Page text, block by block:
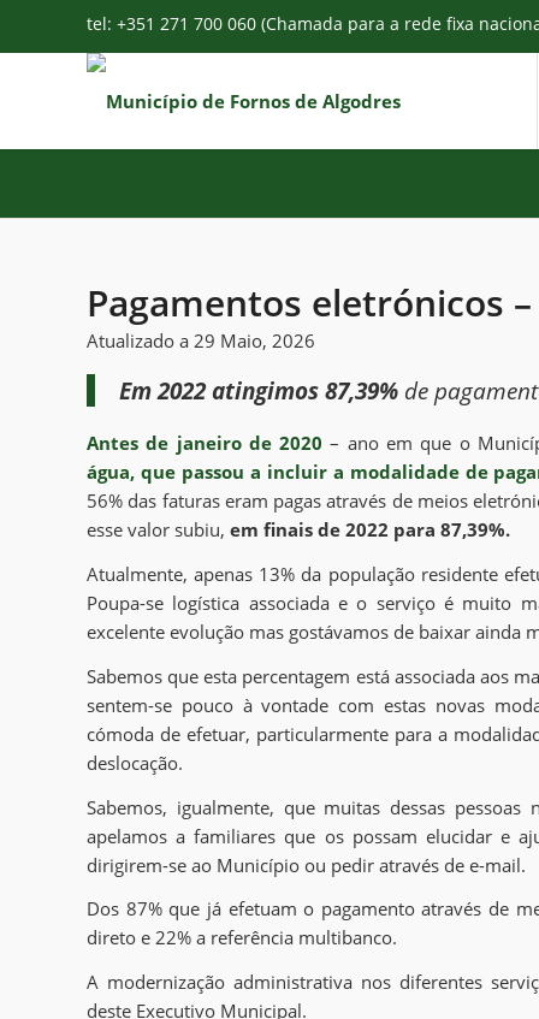
tel: +351 271 700 060 (Chamada para a rede fixa
Pagamentos eletrónicos
Atualizado a 29 Maio, 2026
Em 2022 atingimos 87,39% de
Antes de janeiro de 2020 – ano em que o
água, que passou a incluir a modalidade de
56% das faturas eram pagas através de meios
esse valor subiu, em finais de 2022 para 87,39%.
Atualmente, apenas 13% da população residente
Poupa-se logística associada e o serviço é muito
excelente evolução mas gostávamos de baixar ainda
Sabemos que esta percentagem está associada aos
sentem-se pouco à vontade com estas novas
cómoda de efetuar, particularmente para a
deslocação.
Sabemos, igualmente, que muitas dessas
apelamos a familiares que os possam elucidar e
dirigirem-se ao Município ou pedir através de e-mail.
Dos 87% que já efetuam o pagamento através de
direto e 22% a referência multibanco.
A modernização administrativa nos diferentes
deste Executivo Municipal.